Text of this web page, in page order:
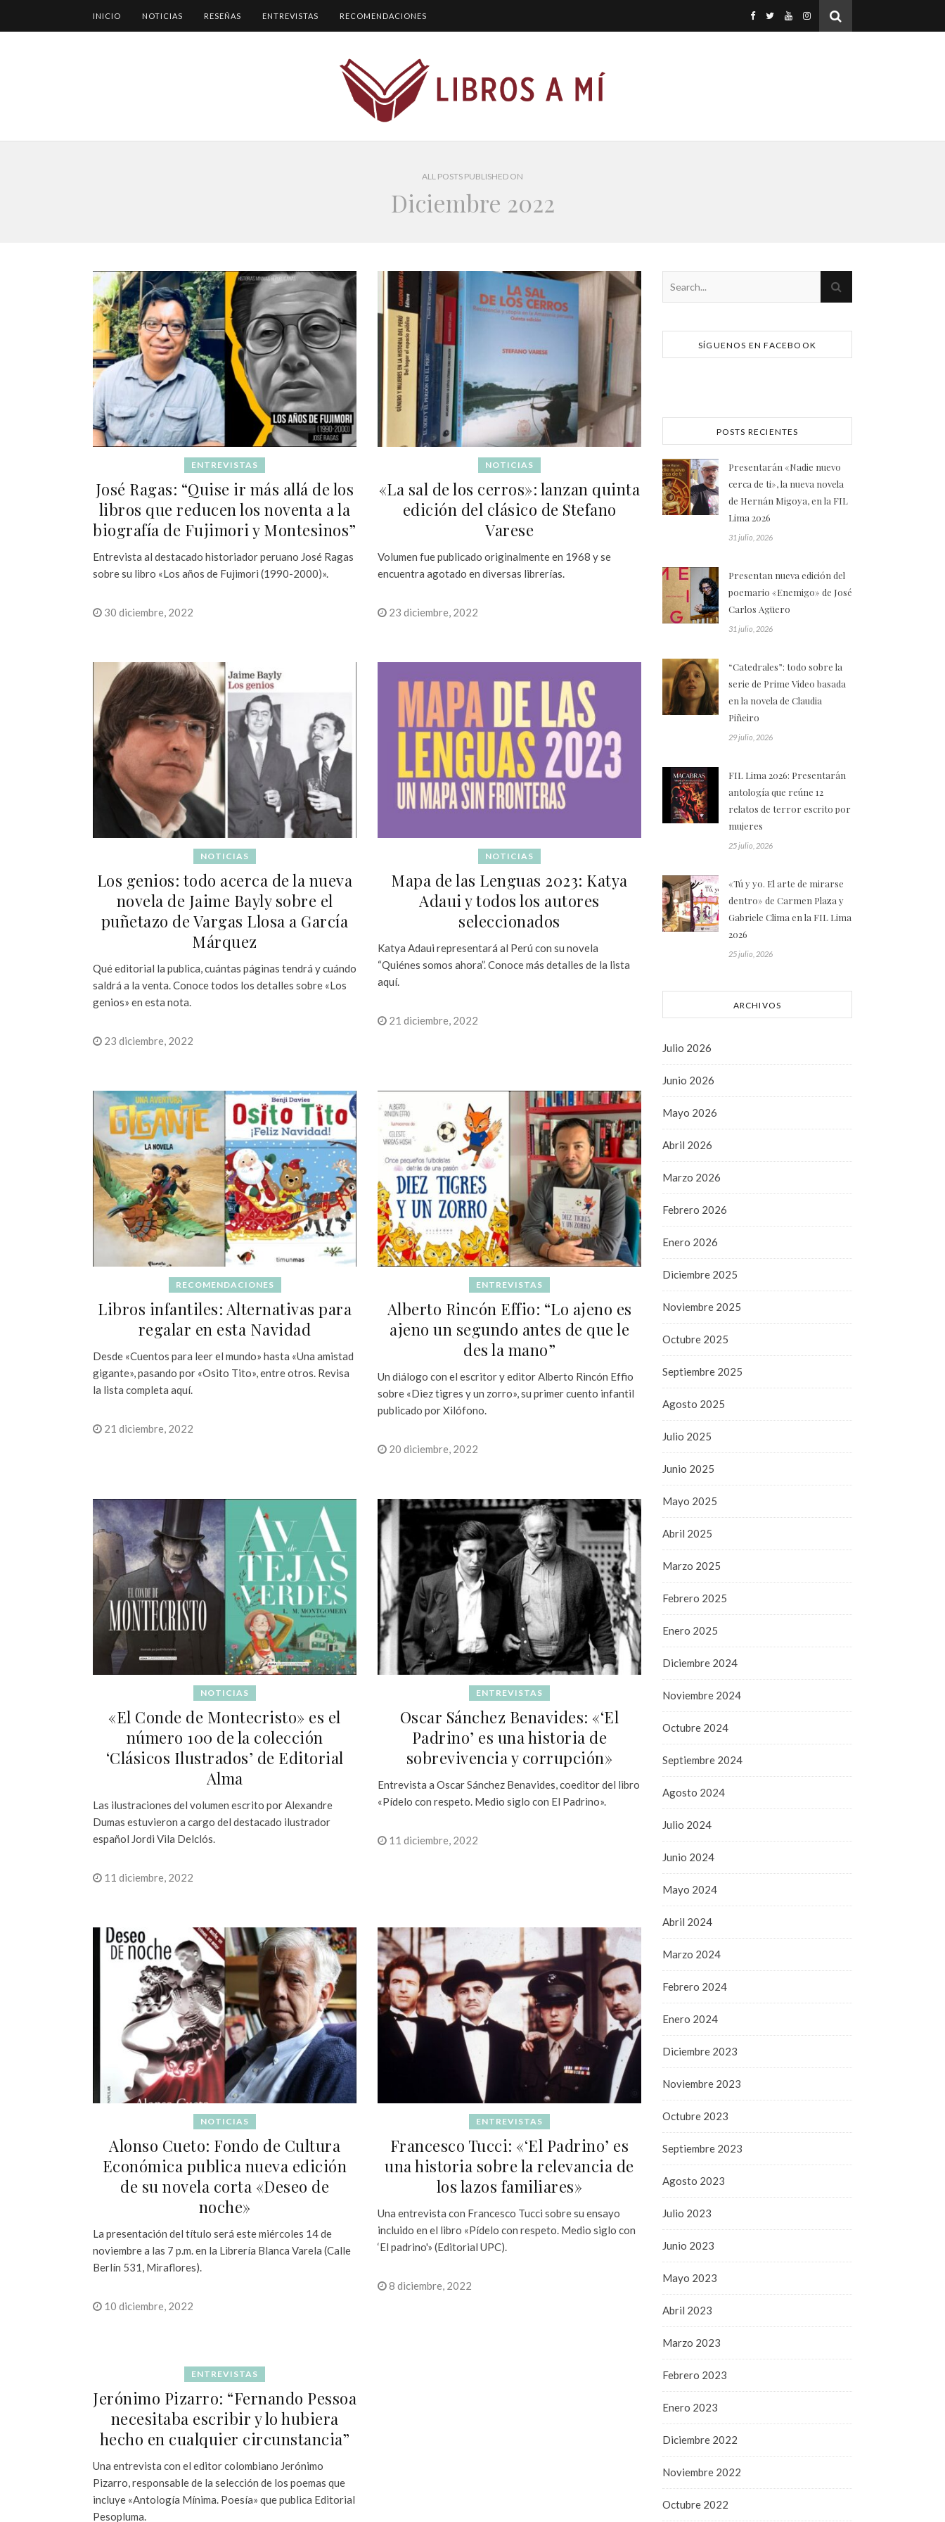
INICIO NOTICIAS RESEÑAS ENTREVISTAS RECOMENDACIONES
ALL POSTS PUBLISHED ON
Diciembre 2022
ENTREVISTAS
José Ragas: “Quise ir más allá de los
libros que reducen los noventa a la
biografía de Fujimori y Montesinos”
Entrevista al destacado historiador peruano José Ragas
sobre su libro «Los años de Fujimori (1990-2000)».
30 diciembre, 2022
NOTICIAS
«La sal de los cerros»: lanzan quinta
edición del clásico de Stefano
Varese
Volumen fue publicado originalmente en 1968 y se
encuentra agotado en diversas librerías.
23 diciembre, 2022
NOTICIAS
Los genios: todo acerca de la nueva
novela de Jaime Bayly sobre el
puñetazo de Vargas Llosa a García
Márquez
Qué editorial la publica, cuántas páginas tendrá y cuándo
saldrá a la venta. Conoce todos los detalles sobre «Los
genios» en esta nota.
23 diciembre, 2022
NOTICIAS
Mapa de las Lenguas 2023: Katya
Adaui y todos los autores
seleccionados
Katya Adaui representará al Perú con su novela
“Quiénes somos ahora”. Conoce más detalles de la lista
aquí.
21 diciembre, 2022
RECOMENDACIONES
Libros infantiles: Alternativas para
regalar en esta Navidad
Desde «Cuentos para leer el mundo» hasta «Una amistad
gigante», pasando por «Osito Tito», entre otros. Revisa
la lista completa aquí.
21 diciembre, 2022
ENTREVISTAS
Alberto Rincón Effio: “Lo ajeno es
ajeno un segundo antes de que le
des la mano”
Un diálogo con el escritor y editor Alberto Rincón Effio
sobre «Diez tigres y un zorro», su primer cuento infantil
publicado por Xilófono.
20 diciembre, 2022
NOTICIAS
«El Conde de Montecristo» es el
número 100 de la colección
‘Clásicos Ilustrados’ de Editorial
Alma
Las ilustraciones del volumen escrito por Alexandre
Dumas estuvieron a cargo del destacado ilustrador
español Jordi Vila Delclós.
11 diciembre, 2022
ENTREVISTAS
Oscar Sánchez Benavides: «‘El
Padrino’ es una historia de
sobrevivencia y corrupción»
Entrevista a Oscar Sánchez Benavides, coeditor del libro
«Pídelo con respeto. Medio siglo con El Padrino».
11 diciembre, 2022
NOTICIAS
Alonso Cueto: Fondo de Cultura
Económica publica nueva edición
de su novela corta «Deseo de
noche»
La presentación del título será este miércoles 14 de
noviembre a las 7 p.m. en la Librería Blanca Varela (Calle
Berlín 531, Miraflores).
10 diciembre, 2022
ENTREVISTAS
Francesco Tucci: «‘El Padrino’ es
una historia sobre la relevancia de
los lazos familiares»
Una entrevista con Francesco Tucci sobre su ensayo
incluido en el libro «Pídelo con respeto. Medio siglo con
‘El padrino'» (Editorial UPC).
8 diciembre, 2022
ENTREVISTAS
Jerónimo Pizarro: “Fernando Pessoa
necesitaba escribir y lo hubiera
hecho en cualquier circunstancia”
Una entrevista con el editor colombiano Jerónimo
Pizarro, responsable de la selección de los poemas que
incluye «Antología Mínima. Poesía» que publica Editorial
Pesopluma.
SÍGUENOS EN FACEBOOK
POSTS RECIENTES
Presentarán «Nadie nuevo
cerca de ti», la nueva novela
de Hernán Migoya, en la FIL
Lima 2026
31 julio, 2026
Presentan nueva edición del
poemario «Enemigo» de José
Carlos Agüero
31 julio, 2026
“Catedrales”: todo sobre la
serie de Prime Video basada
en la novela de Claudia
Piñeiro
29 julio, 2026
FIL Lima 2026: Presentarán
antología que reúne 12
relatos de terror escrito por
mujeres
25 julio, 2026
«Tú y yo. El arte de mirarse
dentro» de Carmen Plaza y
Gabriele Clima en la FIL Lima
2026
25 julio, 2026
ARCHIVOS
Julio 2026
Junio 2026
Mayo 2026
Abril 2026
Marzo 2026
Febrero 2026
Enero 2026
Diciembre 2025
Noviembre 2025
Octubre 2025
Septiembre 2025
Agosto 2025
Julio 2025
Junio 2025
Mayo 2025
Abril 2025
Marzo 2025
Febrero 2025
Enero 2025
Diciembre 2024
Noviembre 2024
Octubre 2024
Septiembre 2024
Agosto 2024
Julio 2024
Junio 2024
Mayo 2024
Abril 2024
Marzo 2024
Febrero 2024
Enero 2024
Diciembre 2023
Noviembre 2023
Octubre 2023
Septiembre 2023
Agosto 2023
Julio 2023
Junio 2023
Mayo 2023
Abril 2023
Marzo 2023
Febrero 2023
Enero 2023
Diciembre 2022
Noviembre 2022
Octubre 2022